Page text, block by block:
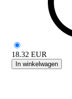
18.32 EUR
In winkelwagen